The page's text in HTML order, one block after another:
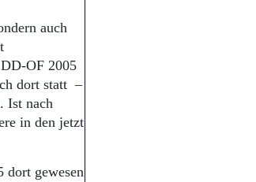
Gesellschaft
Geschichte
Ostpreußen
Pommern
Berlin-Brandenburg
Bücher
auch
OF 2005
dort statt –
Ist nach
in den jetzt
dort gewesen